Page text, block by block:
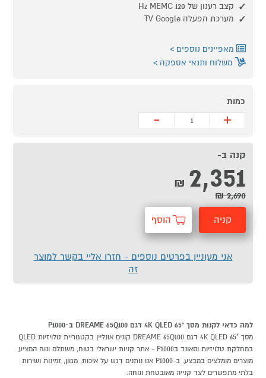
קצב רענון של 120 Hz MEMC
מערכת הפעלה TV Google
מאפיינים נוספים
משלוח ותנאי אספקה
כמות
+
-
קנה ב-
2,351
₪
2,690 ₪
קניה הוסף
אני מעוניין בפרטים נוספים - חזרו אליי בקשר למוצר
זה
למה כדאי לקנות מסך "4K QLED 65 דגם DREAME 65Q100 ב-P1000
מסך "4K QLED 65 דגם DREAME 65Q100 קונים אונליין בקטגוריית טלויזיות QLED
במחלקת טלויזיות וסאונד בP1000 - אתר קניות ישראלי בטוח, משתלם ונוח המציע
מוצרים מומלצים במבצע. ב-P1000 אנו נותנים דגש על איכות, מגוון, זמינות ושירות
בלתי מתפשרים לצד קנייה מאובטחת ונוחה.